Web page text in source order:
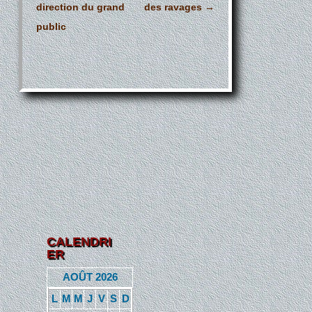
des
articles
direction du grand
public
des ravages→
CALENDRI
ER
AOÛT 2026
L M M J V S D